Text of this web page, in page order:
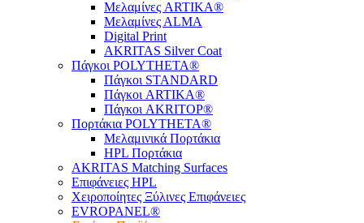
Μελαμίνες ARTIKA®
Μελαμίνες ΑLMA
Digital Print
AKRITAS Silver Coat
Πάγκοι POLYTHETA®
Πάγκοι STANDARD
Πάγκοι ARTIKA®
Πάγκοι AKRITOP®
Πορτάκια POLYTHETA®
Μελαμινικά Πορτάκια
HPL Πορτάκια
AKRITAS Matching Surfaces
Επιφάνειες HPL
Χειροποίητες Ξύλινες Επιφάνειες
EVROPANEL®